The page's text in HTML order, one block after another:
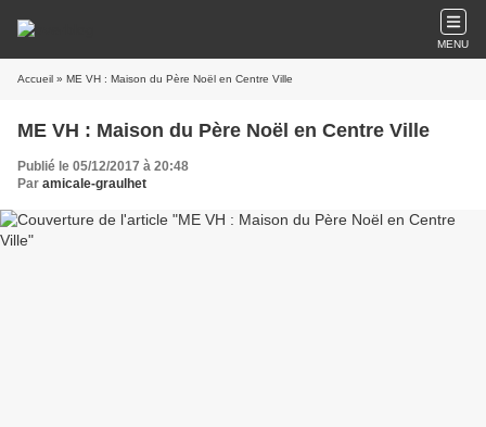
MENU
Accueil » ME VH : Maison du Père Noël en Centre Ville
ME VH : Maison du Père Noël en Centre Ville
Publié le 05/12/2017 à 20:48
Par amicale-graulhet